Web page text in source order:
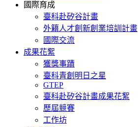
國際育成
臺科赴矽谷計畫
外籍人才創新創業培訓計畫
國際交流
成果花絮
獲獎事蹟
臺科青創明日之星
GTEP
臺科赴矽谷計畫成果花絮
歷屆競賽
工作坊